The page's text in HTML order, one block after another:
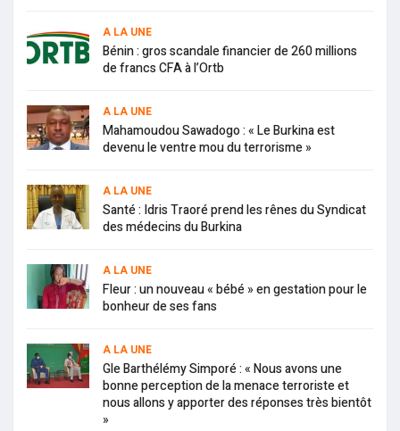
A LA UNE
Bénin : gros scandale financier de 260 millions
de francs CFA à l’Ortb
A LA UNE
Mahamoudou Sawadogo : « Le Burkina est
devenu le ventre mou du terrorisme »
A LA UNE
Santé : Idris Traoré prend les rênes du Syndicat
des médecins du Burkina
A LA UNE
Fleur : un nouveau « bébé » en gestation pour le
bonheur de ses fans
A LA UNE
Gle Barthélémy Simporé : « Nous avons une
bonne perception de la menace terroriste et
nous allons y apporter des réponses très bientôt
»